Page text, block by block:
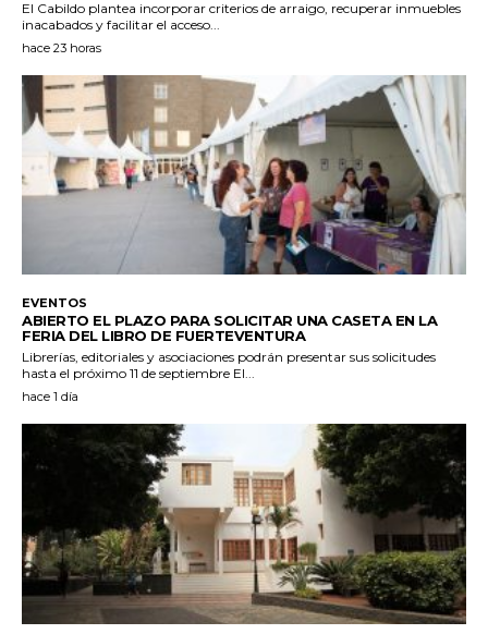
El Cabildo plantea incorporar criterios de arraigo, recuperar inmuebles
inacabados y facilitar el acceso...
hace 23 horas
EVENTOS
ABIERTO EL PLAZO PARA SOLICITAR UNA CASETA EN LA
FERIA DEL LIBRO DE FUERTEVENTURA
Librerías, editoriales y asociaciones podrán presentar sus solicitudes
hasta el próximo 11 de septiembre El...
hace 1 día